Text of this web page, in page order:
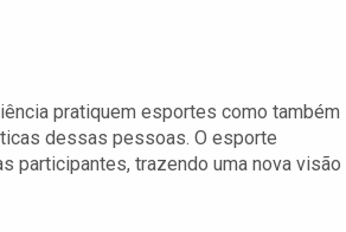
pratiquem esportes como também
dessas pessoas. O esporte
participantes, trazendo uma nova visão